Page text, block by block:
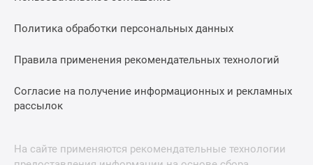
Политика обработки персональных данных
Правила применения рекомендательных технологий
Согласие на получение информационных и рекламных
рассылок
На сайте применяются рекомендательные технологии